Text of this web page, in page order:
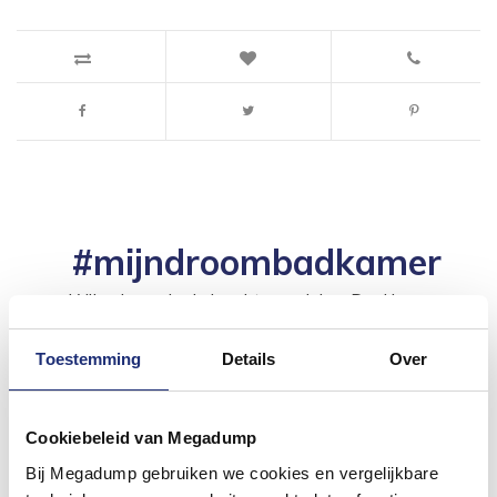
Toestemming Details Over
Cookiebeleid van Megadump
Bij Megadump gebruiken we cookies en vergelijkbare
#mijndroombadkamer
Wij geloven in de kracht van delen. Deel jouw
en tag @megadumpnl. Samen bouwen we een
inspirerende omgeving vol met unieke
badkamerstijlen. Doe je mee?